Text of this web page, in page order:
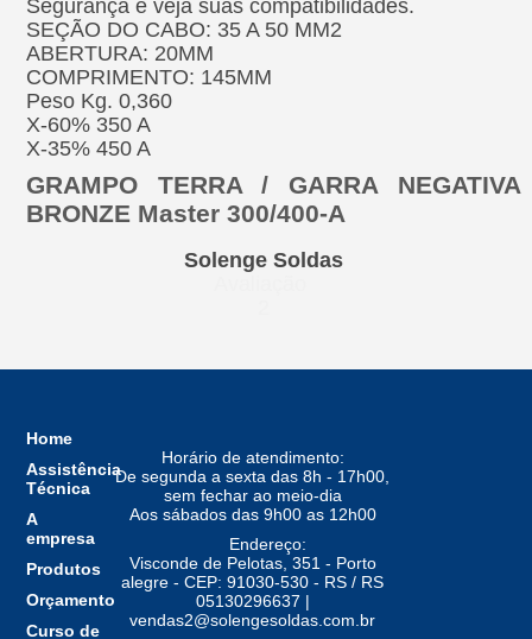
Segurança e veja suas compatibilidades.
SEÇÃO DO CABO: 35 A 50 MM2
ABERTURA: 20MM
COMPRIMENTO: 145MM
Peso Kg. 0,360
X-60% 350 A
X-35% 450 A
GRAMPO TERRA / GARRA NEGATIVA
BRONZE Master 300/400-A
Solenge Soldas
Home
Assistência
Técnica
A
empresa
Produtos
Orçamento
Curso de
Horário de atendimento:
De segunda a sexta das 8h - 17h00,
sem fechar ao meio-dia
Aos sábados das 9h00 as 12h00
Endereço:
Visconde de Pelotas, 351 - Porto
alegre - CEP: 91030-530 - RS / RS
05130296637 |
vendas2@solengesoldas.com.br